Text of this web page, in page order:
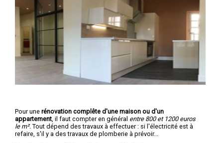
Pour une rénovation complête d'une maison ou d'un
appartement , il faut compter en général entre 800 et 1200 euros
le m². Tout dépend des travaux à effectuer : si l'électricité est à
refaire, s'il y a des travaux de plomberie à prévoir...